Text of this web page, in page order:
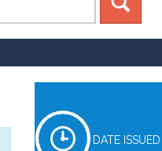
DATE ISSUED